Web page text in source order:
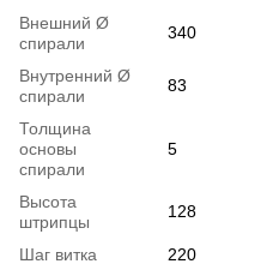
Внешний Ø
спирали
340
Внутренний Ø
спирали
83
Толщина
основы
спирали
5
Высота
штрипцы
128
Шаг витка
220